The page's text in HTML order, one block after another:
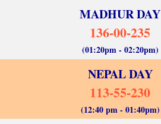
MADHUR DAY
136-00-235
(01:20pm - 02:20pm)
NEPAL DAY
113-55-230
(12:40 pm - 01:40pm)